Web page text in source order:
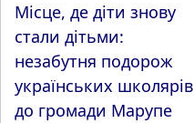
Місце, де діти знову
стали дітьми:
незабутня подорож
українських школярів
до громади Марупе